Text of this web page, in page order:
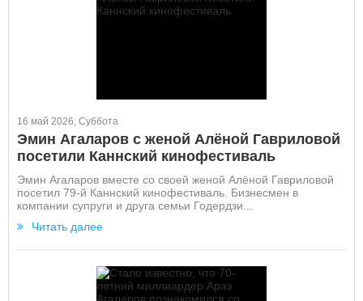
16 май 2026, Суббота
Эмин Агаларов с женой Алёной Гавриловой
посетили Каннский кинофестиваль
Эмин Агаларов вместе со своей женой Алёной Гавриловой
посетил 79-й Каннский кинофестиваль. Бизнесмен в
компании супруги и друга семьи Годердзи...
Читать далее